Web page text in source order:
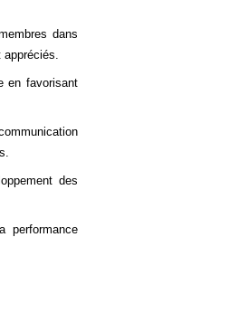
dans
appréciés.
en favorisant
des
performance